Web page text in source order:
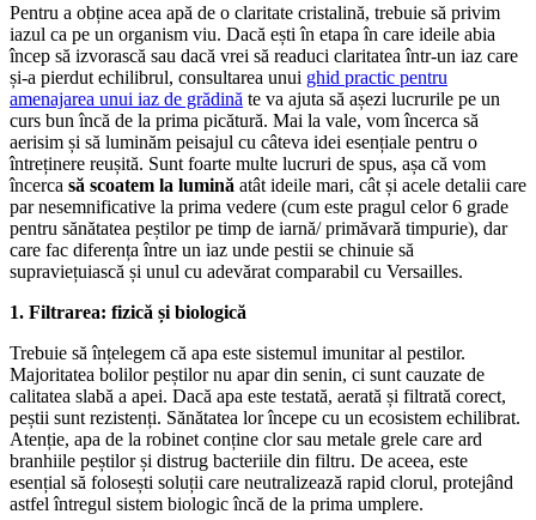
Pentru a obține acea apă de o claritate cristalină, trebuie să privim
iazul ca pe un organism viu. Dacă ești în etapa în care ideile abia
încep să izvorască sau dacă vrei să readuci claritatea într-un iaz care
și-a pierdut echilibrul, consultarea unui ghid practic pentru
amenajarea unui iaz de grădină te va ajuta să așezi lucrurile pe un
curs bun încă de la prima picătură. Mai la vale, vom încerca să
aerisim și să luminăm peisajul cu câteva idei esențiale pentru o
întreținere reușită. Sunt foarte multe lucruri de spus, așa că vom
încerca să scoatem la lumină atât ideile mari, cât și acele detalii care
par nesemnificative la prima vedere (cum este pragul celor 6 grade
pentru sănătatea peștilor pe timp de iarnă/ primăvară timpurie), dar
care fac diferența între un iaz unde pestii se chinuie să
supraviețuiască și unul cu adevărat comparabil cu Versailles.
1. Filtrarea: fizică și biologică
Trebuie să înțelegem că apa este sistemul imunitar al pestilor.
Majoritatea bolilor peștilor nu apar din senin, ci sunt cauzate de
calitatea slabă a apei. Dacă apa este testată, aerată și filtrată corect,
peștii sunt rezistenți. Sănătatea lor începe cu un ecosistem echilibrat.
Atenție, apa de la robinet conține clor sau metale grele care ard
branhiile peștilor și distrug bacteriile din filtru. De aceea, este
esențial să folosești soluții care neutralizează rapid clorul, protejând
astfel întregul sistem biologic încă de la prima umplere.